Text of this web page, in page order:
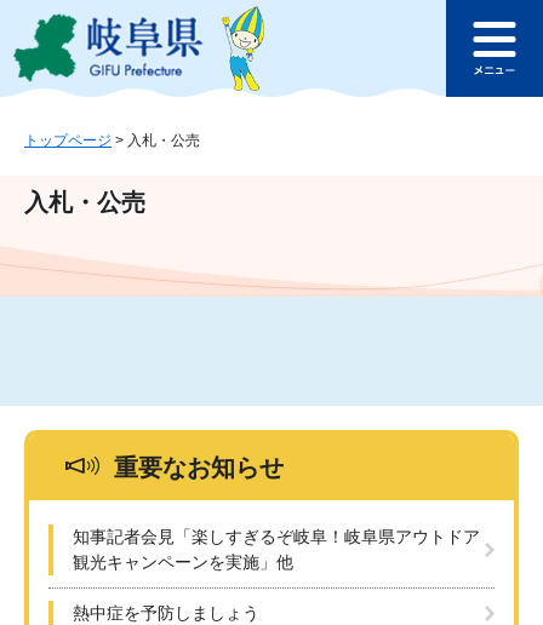
ジ
ュ
文
このページの本文へ
ュ
トップページ > 入札・公売
入札・公売
重要なお知らせ
知事記者会見「楽しすぎるぞ岐阜！岐阜県アウトドア
観光キャンペーンを実施」他
熱中症を予防しましょう